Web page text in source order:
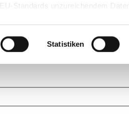
Standards unzureichendem
Statistiken
Fragen und helfen Sie mit Ihrem